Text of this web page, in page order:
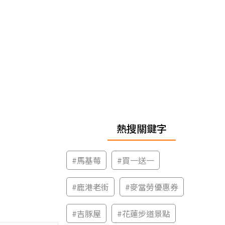
熱搜關鍵字
#馬基莓 #買一送一
#鹿港老街 #麥當勞優惠券
#吉豚屋 #花蓮步道景點